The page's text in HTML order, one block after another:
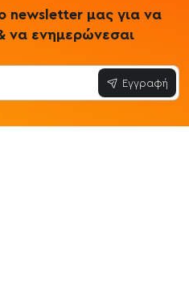
newsletter μας για να
να ενημερώνεσαι
Εγγραφή